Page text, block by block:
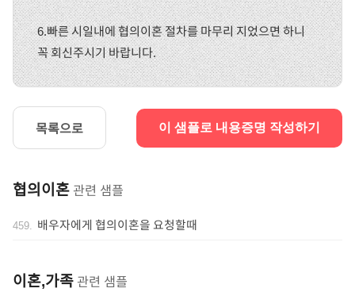
6.빠른 시일내에 협의이혼 절차를 마무리 지었으면 하니
꼭 회신주시기 바랍니다.
목록으로 이 샘플로 내용증명 작성하기
협의이혼 관련 샘플
459. 배우자에게 협의이혼을 요청할때
이혼,가족 관련 샘플